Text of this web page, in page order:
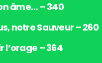
âme… – 340
notre Sauveur – 260
l’orage – 364